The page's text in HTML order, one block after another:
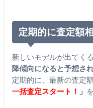
定期的に査定額
新しいモデルが出てく
降傾向になると予想され
定期的に、最新の査定
一括査定スタート！
」